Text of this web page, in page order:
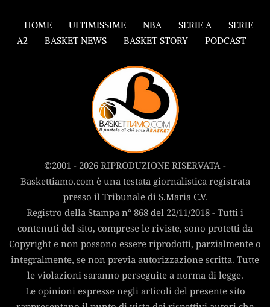
HOME ULTIMISSIME NBA SERIE A
SERIE
A2
BASKET NEWS BASKET STORY PODCAST
©2001 - 2026 RIPRODUZIONE RISERVATA -
Baskettiamo.com è una testata giornalistica registrata
presso il Tribunale di S.Maria C.V.
Registro della Stampa n° 868 del 22/11/2018 - Tutti i
contenuti del sito, comprese le riviste, sono protetti da
Copyright e non possono essere riprodotti, parzialmente o
integralmente, se non previa autorizzazione scritta. Tutte
le violazioni saranno perseguite a norma di legge.
Le opinioni espresse negli articoli del presente sito